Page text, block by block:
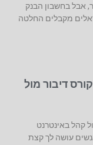
אבל בחשבון הבנק
מקבלים החלטה
דיבור מול
קהל באינטרנט
עושה לך קצת